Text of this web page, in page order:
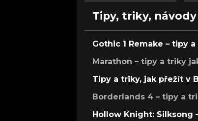
Tipy, triky, návody
Gothic 1 Remake – tipy
Marathon – tipy a triky
Tipy a triky, jak přežít v
Borderlands 4 – tipy a
Hollow Knight: